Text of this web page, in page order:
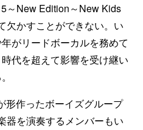
～New Edition～New Kids
欠かすことができない。い
がリードボーカルを務めて
代を超えて影響を受け継い
形作ったボーイズグループ
器を演奏するメンバーもい